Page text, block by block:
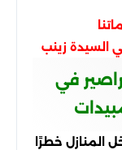
السيدة زينب
في
المنازل خطرًا